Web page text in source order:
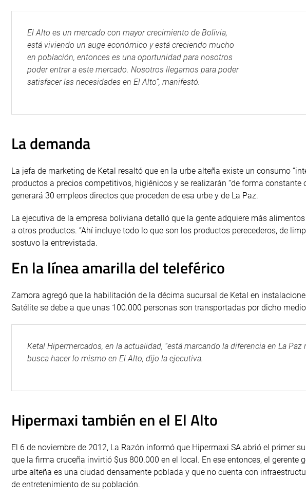
El Alto es un mercado con mayor crecimiento de Bolivia,
está viviendo un auge económico y está creciendo mucho
en población, entonces es una oportunidad para nosotros
poder entrar a este mercado. Nosotros llegamos para poder
satisfacer las necesidades en El Alto”, manifestó.
La demanda
La jefa de marketing de Ketal resaltó que en la urbe alteña existe un consumo
productos a precios competitivos, higiénicos y se realizarán “de forma constante
generará 30 empleos directos que proceden de esa urbe y de La Paz.
La ejecutiva de la empresa boliviana detalló que la gente adquiere más
a otros productos. “Ahí incluye todo lo que son los productos perecederos, de
sostuvo la entrevistada.
En la línea amarilla del teleférico
Zamora agregó que la habilitación de la décima sucursal de Ketal en
Satélite se debe a que unas 100.000 personas son transportadas por dicho
Ketal Hipermercados, en la actualidad, “está marcando la diferencia en La
busca hacer lo mismo en El Alto, dijo la ejecutiva.
Hipermaxi también en el El Alto
El 6 de noviembre de 2012, La Razón informó que Hipermaxi SA abrió el primer
que la firma cruceña invirtió $us 800.000 en el local. En ese entonces, el gerente
urbe alteña es una ciudad densamente poblada y que no cuenta con
de entretenimiento de su población.